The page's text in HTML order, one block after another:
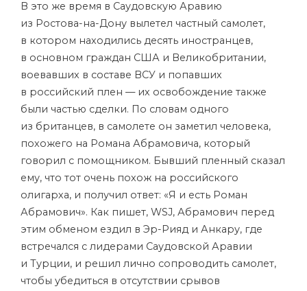
В это же время в Саудовскую Аравию
из Ростова-на-Дону вылетел частный самолет,
в котором находились десять иностранцев,
в основном граждан США и Великобритании,
воевавших в составе ВСУ и попавших
в российский плен — их освобождение также
были частью сделки. По словам одного
из британцев, в самолете он заметил человека,
похожего на Романа Абрамовича, который
говорил с помощником. Бывший пленный сказал
ему, что тот очень похож на российского
олигарха, и получил ответ: «Я и есть Роман
Абрамович». Как пишет, WSJ, Абрамович перед
этим обменом ездил в Эр-Рияд и Анкару, где
встречался с лидерами Саудовской Аравии
и Турции, и решил лично сопроводить самолет,
чтобы убедиться в отсутствии срывов